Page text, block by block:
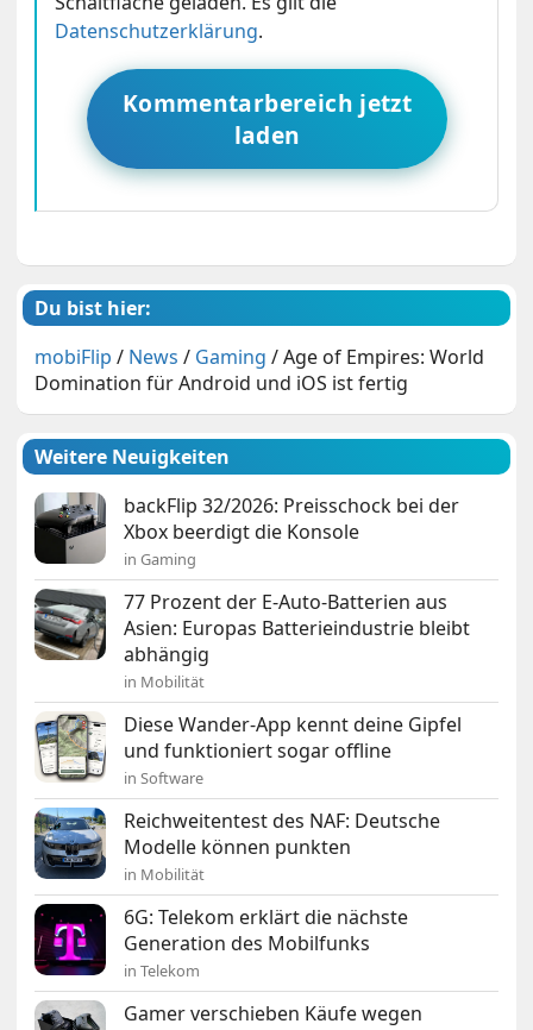
Datenschutzerklärung.
Kommentarbereich jetzt
laden
Du bist hier:
mobiFlip / News / Gaming /Age of Empires: World
Domination für Android und iOS ist fertig
Weitere Neuigkeiten
backFlip 32/2026: Preisschock bei der
Xbox beerdigt die Konsole
in Gaming
77 Prozent der E-Auto-Batterien aus
Asien: Europas Batterieindustrie bleibt
abhängig
in Mobilität
Diese Wander-App kennt deine Gipfel
und funktioniert sogar offline
in Software
Reichweitentest des NAF: Deutsche
Modelle können punkten
in Mobilität
6G: Telekom erklärt die nächste
Generation des Mobilfunks
in Telekom
Gamer verschieben Käufe wegen